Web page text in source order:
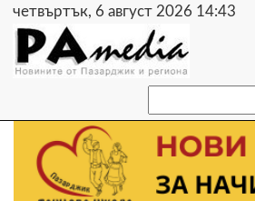
четвъртък, 6 август 2026 14:43